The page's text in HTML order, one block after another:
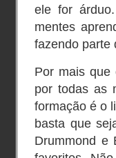
ele for
mentes
fazendo parte
Por mais que
por todas as
formação é o
basta que
Drummond e